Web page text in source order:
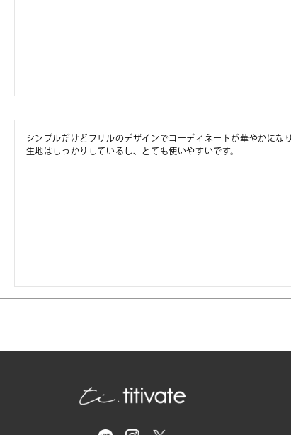
シンプルだけどフリルのデザインでコーディネートが華やかにな
生地はしっかりしているし、とても使いやすいです。